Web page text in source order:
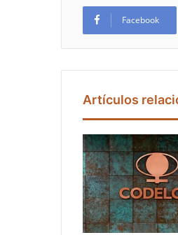
Facebook
Artículos